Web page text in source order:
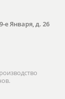
е Января, д. 26